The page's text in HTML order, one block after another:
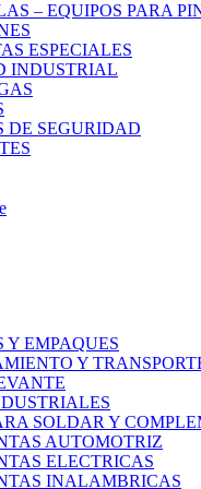
– EQUIPOS PARA
ESPECIALES
INDUSTRIAL
DE SEGURIDAD
Y EMPAQUES
Y
SOLDAR Y
AUTOMOTRIZ
ELECTRICAS
INALAMBRICAS